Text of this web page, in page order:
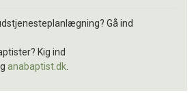
Gå ind
Kig ind
anabaptist.dk